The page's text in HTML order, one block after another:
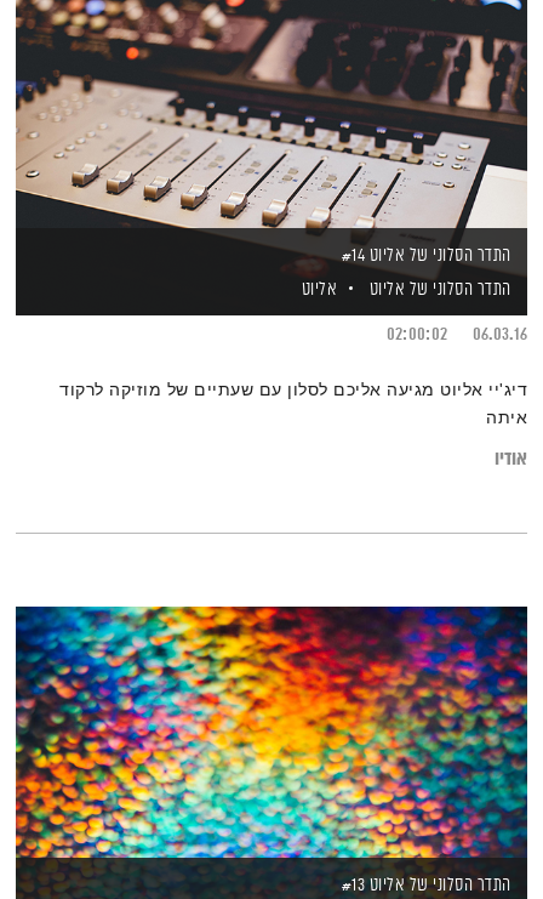
התדר הסלוני של אליוט #14
התדר הסלוני של אליוט
אליוט
06.03.16
02:00:02
דיג'יי אליוט מגיעה אליכם לסלון עם שעתיים של מוזיקה לרקוד
איתה
אודיו
התדר הסלוני של אליוט #13